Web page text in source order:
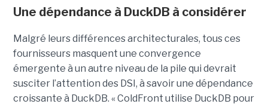
Une dépendance à DuckDB à considérer
Malgré leurs différences architecturales, tous ces
fournisseurs masquent une convergence
émergente à un autre niveau de la pile qui devrait
susciter l’attention des DSI, à savoir une dépendance
croissante à DuckDB. « ColdFront utilise DuckDB pour